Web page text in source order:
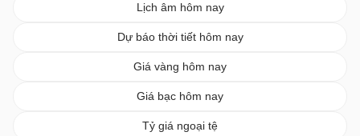
Lịch âm hôm nay
Dự báo thời tiết hôm nay
Giá vàng hôm nay
Giá bạc hôm nay
Tỷ giá ngoại tệ